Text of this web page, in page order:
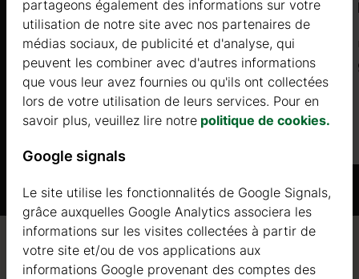
BUGOLA (44mm) 6x6m, 27㎡+8㎡
Prix à partir de
11500 €
Plus d'informations
Qualité / garantie / conseil
partageons également des informations sur votre
utilisation de notre site avec nos partenaires de
médias sociaux, de publicité et d'analyse, qui
peuvent les combiner avec d'autres informations
que vous leur avez fournies ou qu'ils ont collectées
lors de votre utilisation de leurs services. Pour en
savoir plus, veuillez lire notre politique de cookies.
Google signals
Le site utilise les fonctionnalités de Google Signals,
grâce auxquelles Google Analytics associera les
informations sur les visites collectées à partir de
votre site et/ou de vos applications aux
informations Google provenant des comptes des